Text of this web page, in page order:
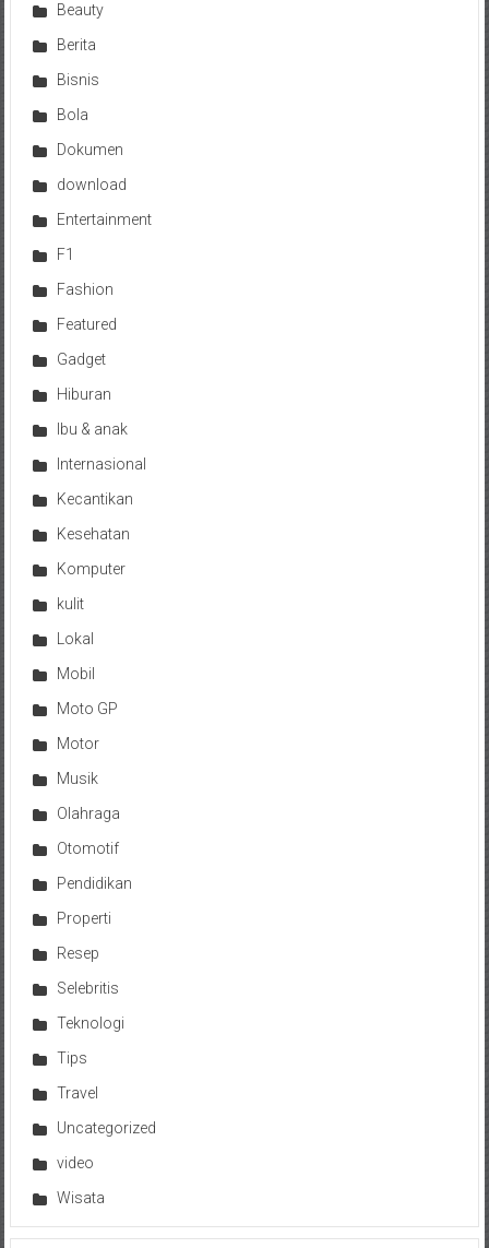
Beauty
Berita
Bisnis
Bola
Dokumen
download
Entertainment
F1
Fashion
Featured
Gadget
Hiburan
Ibu & anak
Internasional
Kecantikan
Kesehatan
Komputer
kulit
Lokal
Mobil
Moto GP
Motor
Musik
Olahraga
Otomotif
Pendidikan
Properti
Resep
Selebritis
Teknologi
Tips
Travel
Uncategorized
video
Wisata